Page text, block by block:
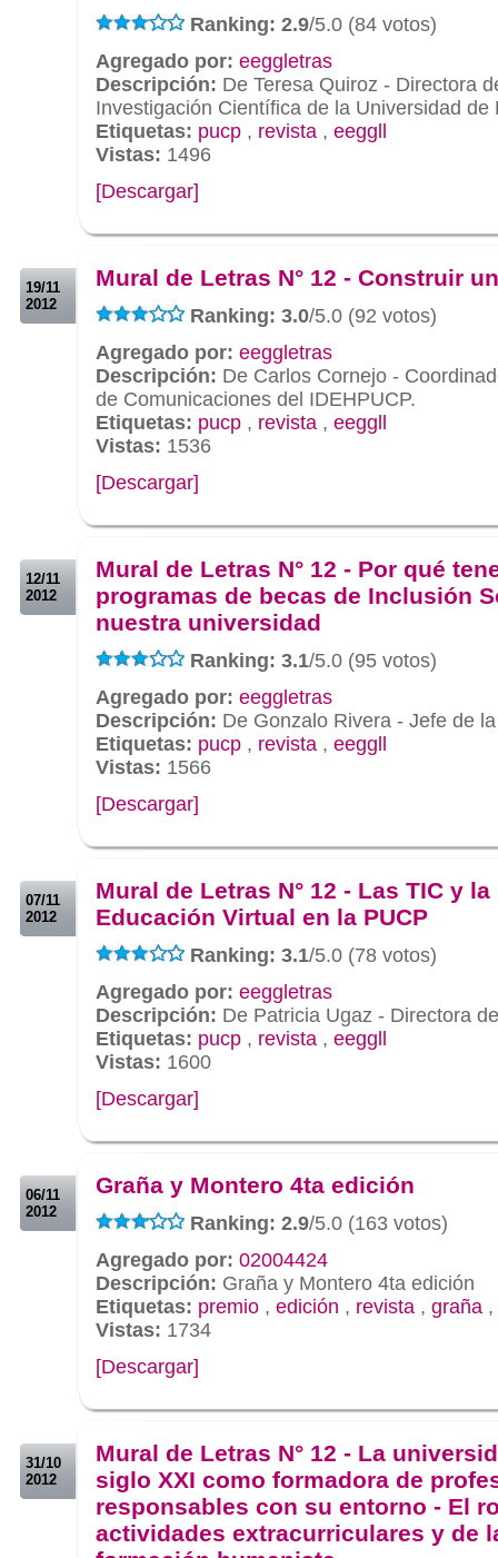
Ranking: 2.9/5.0 (84 votos)
Agregado por: eeggletras
Descripción: De Teresa Quiroz - Directora
Investigación Científica de la Universidad de
Etiquetas: pucp , revista , eeggll
Vistas: 1496
[Descargar]
19/11
2012
Mural de Letras N° 12 - Construir
Ranking: 3.0/5.0 (92 votos)
Agregado por: eeggletras
Descripción: De Carlos Cornejo -
de Comunicaciones del IDEHPUCP.
Etiquetas: pucp , revista , eeggll
Vistas: 1536
[Descargar]
12/11
2012
Mural de Letras N° 12 - Por qué
programas de becas de Inclusión
nuestra universidad
Ranking: 3.1/5.0 (95 votos)
Agregado por: eeggletras
Descripción: De Gonzalo Rivera - Jefe de
Etiquetas: pucp , revista , eeggll
Vistas: 1566
[Descargar]
07/11
2012
Mural de Letras N° 12 - Las TIC y la
Educación Virtual en la PUCP
Ranking: 3.1/5.0 (78 votos)
Agregado por: eeggletras
Descripción: De Patricia Ugaz - Directora
Etiquetas: pucp , revista , eeggll
Vistas: 1600
[Descargar]
06/11
2012
Graña y Montero 4ta edición
Ranking: 2.9/5.0 (163 votos)
Agregado por: 02004424
Descripción: Graña y Montero 4ta edición
Etiquetas: premio , edición , revista , graña ,
Vistas: 1734
[Descargar]
31/10
2012
Mural de Letras N° 12 - La
siglo XXI como formadora de
responsables con su entorno - El
actividades extracurriculares y de